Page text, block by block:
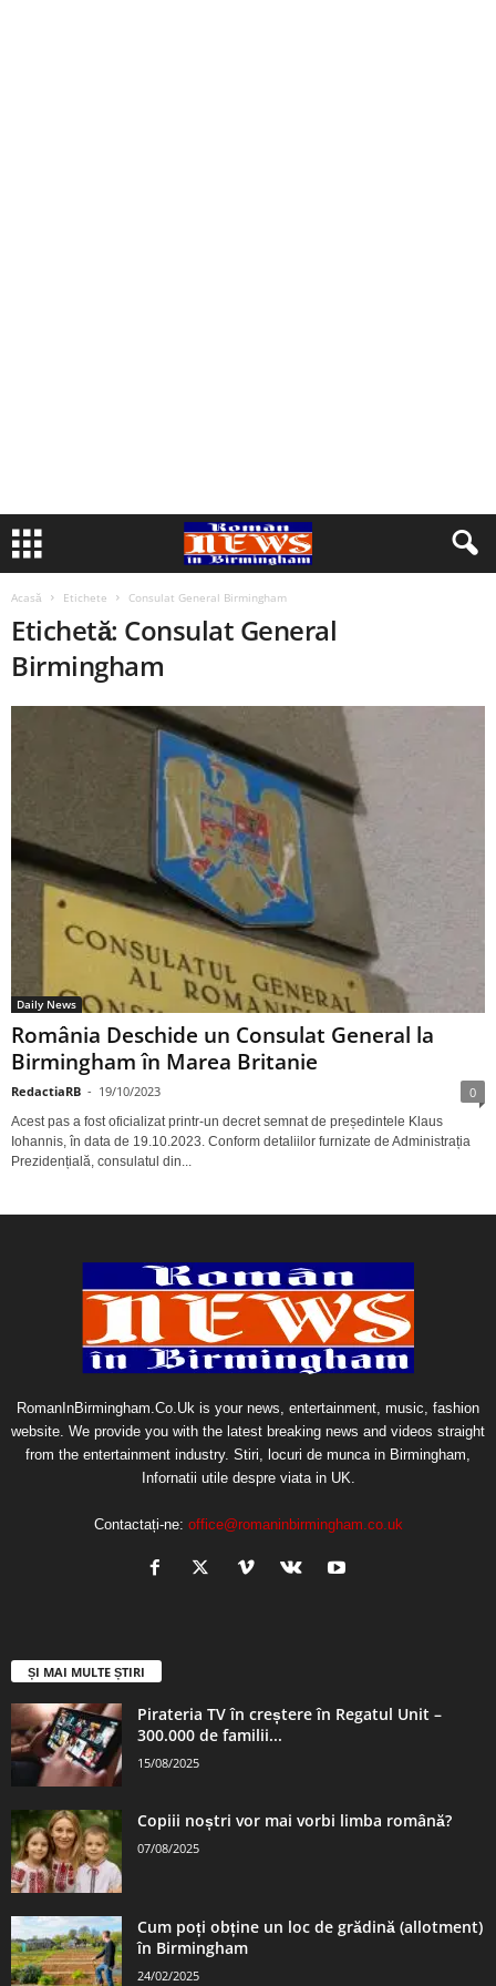
Acasă Etichete Consulat General Birmingham
Etichetă: Consulat General
Birmingham
Daily News
România Deschide un Consulat General la
Birmingham în Marea Britanie
RedactiaRB - 19/10/2023 0
Acest pas a fost oficializat printr-un decret semnat de președintele Klaus
Iohannis, în data de 19.10.2023. Conform detaliilor furnizate de Administrația
Prezidențială, consulatul din...
RomanInBirmingham.Co.Uk is your news, entertainment, music, fashion
website. We provide you with the latest breaking news and videos straight
from the entertainment industry. Stiri, locuri de munca in Birmingham,
Infornatii utile despre viata in UK.
Contactați-ne: office@romaninbirmingham.co.uk
ȘI MAI MULTE ȘTIRI
Pirateria TV în creștere în Regatul Unit –
300.000 de familii...
15/08/2025
Copiii noștri vor mai vorbi limba română?
07/08/2025
Cum poți obține un loc de grădină (allotment)
în Birmingham
24/02/2025